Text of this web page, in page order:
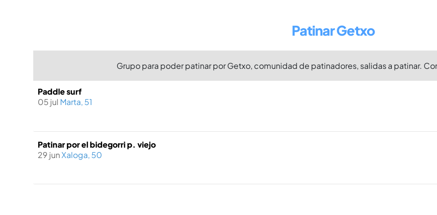
Patinar Getxo
Grupo para poder patinar por Getxo, comunidad de patinadores, salidas a patinar.
Paddle surf
05 jul Marta, 51
Patinar por el bidegorri p. viejo
29 junXaloga, 50